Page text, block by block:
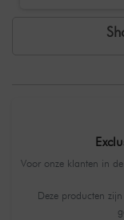
Voor onze klanten in
Deze producten